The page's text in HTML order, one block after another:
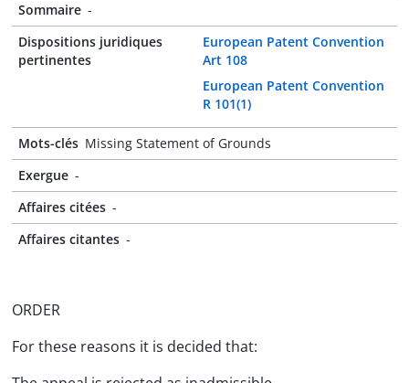
Sommaire -
Dispositions juridiques
pertinentes
European Patent Convention
Art 108
European Patent Convention
R 101(1)
Mots-clés Missing Statement of Grounds
Exergue -
Affaires citées -
Affaires citantes -
ORDER
For these reasons it is decided that: